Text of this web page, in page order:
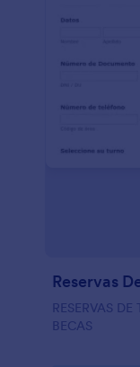
RESERVAS
BECAS